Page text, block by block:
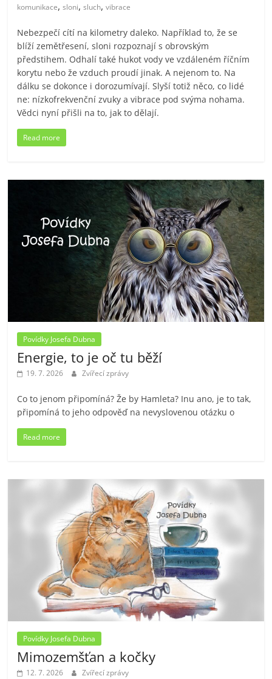
komunikace,sloni,sluch,vibrace
Nebezpečí cítí na kilometry daleko. Například to, že se
blíží zemětřesení, sloni rozpoznají s obrovským
předstihem. Odhalí také hukot vody ve vzdáleném říčním
korytu nebo že vzduch proudí jinak. A nejenom to. Na
dálku se dokonce i dorozumívají. Slyší totiž něco, co lidé
ne: nízkofrekvenční zvuky a vibrace pod svýma nohama.
Vědci nyní přišli na to, jak to dělají.
Read more
Povídky Josefa Dubna
Energie, to je oč tu běží
19. 7. 2026 Zvířecí zprávy
Co to jenom připomíná? Že by Hamleta? Inu ano, je to tak,
připomíná to jeho odpověď na nevyslovenou otázku o
Read more
Povídky Josefa Dubna
Mimozemšťan a kočky
12. 7. 2026 Zvířecí zprávy